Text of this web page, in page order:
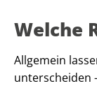
Welche
Allgemein
unterscheiden